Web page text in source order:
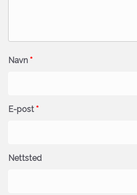
Navn *
E-post *
Nettsted